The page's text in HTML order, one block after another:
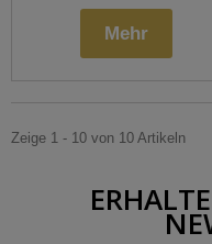
Mehr
Zeige 1 - 10 von 10 Artikeln